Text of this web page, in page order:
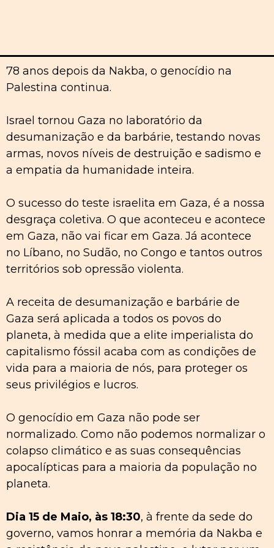
78 anos depois da Nakba, o genocídio na
Palestina continua.
Israel tornou Gaza no laboratório da
desumanização e da barbárie, testando novas
armas, novos níveis de destruição e sadismo e
a empatia da humanidade inteira.
O sucesso do teste israelita em Gaza, é a nossa
desgraça coletiva. O que aconteceu e acontece
em Gaza, não vai ficar em Gaza. Já acontece
no Líbano, no Sudão, no Congo e tantos outros
territórios sob opressão violenta.
A receita de desumanização e barbárie de
Gaza será aplicada a todos os povos do
planeta, à medida que a elite imperialista do
capitalismo fóssil acaba com as condições de
vida para a maioria de nós, para proteger os
seus privilégios e lucros.
O genocídio em Gaza não pode ser
normalizado. Como não podemos normalizar o
colapso climático e as suas consequências
apocalípticas para a maioria da população no
planeta.
Dia 15 de Maio, às 18:30, à frente da sede do
governo, vamos honrar a memória da Nakba e